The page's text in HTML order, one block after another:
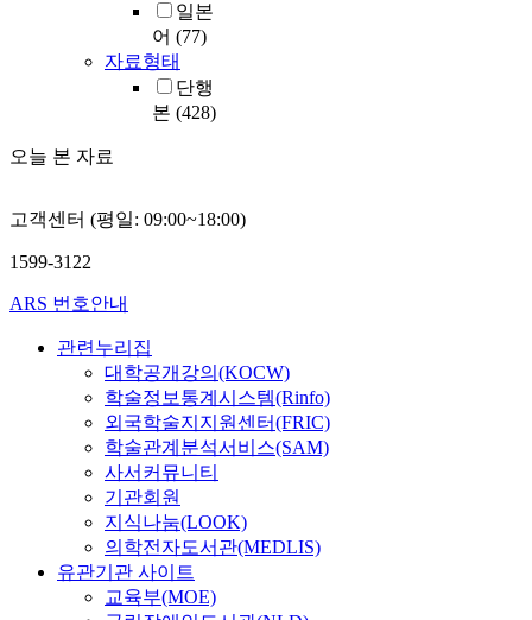
일본
어 (77)
자료형태
단행
본 (428)
오늘 본 자료
고객센터 (평일: 09:00~18:00)
1599-3122
ARS 번호안내
관련누리집
대학공개강의(KOCW)
학술정보통계시스템(Rinfo)
외국학술지지원센터(FRIC)
학술관계분석서비스(SAM)
사서커뮤니티
기관회원
지식나눔(LOOK)
의학전자도서관(MEDLIS)
유관기관 사이트
교육부(MOE)